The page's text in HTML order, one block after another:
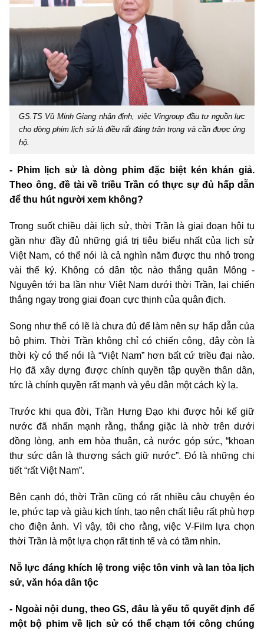
GS.TS Vũ Minh Giang nhận định, việc Vingroup đầu tư nguồn lực
cho dòng phim lịch sử là điều rất đáng trân trọng và cần được ủng
hộ.
- Phim lịch sử là dòng phim đặc biệt kén khán giả.
Theo ông, đề tài về triều Trần có thực sự đủ hấp dẫn
để thu hút người xem không?
Trong suốt chiều dài lịch sử, thời Trần là giai đoạn hội tụ
gần như đầy đủ những giá trị tiêu biểu nhất của lịch sử
Việt Nam, có thể nói là cả nghìn năm được thu nhỏ trong
vài thế kỷ. Không có dân tộc nào thắng quân Mông -
Nguyên tới ba lần như Việt Nam dưới thời Trần, lại chiến
thắng ngay trong giai đoạn cực thịnh của quân địch.
Song như thế có lẽ là chưa đủ để làm nên sự hấp dẫn của
bộ phim. Thời Trần không chỉ có chiến công, đây còn là
thời kỳ có thể nói là “Việt Nam” hơn bất cứ triều đại nào.
Họ đã xây dựng được chính quyền tập quyền thân dân,
tức là chính quyền rất mạnh và yêu dân một cách kỳ lạ.
Trước khi qua đời, Trần Hưng Đạo khi được hỏi kế giữ
nước đã nhấn mạnh rằng, thắng giặc là nhờ trên dưới
đồng lòng, anh em hòa thuận, cả nước góp sức, “khoan
thư sức dân là thượng sách giữ nước”. Đó là những chi
tiết “rất Việt Nam”.
Bên cạnh đó, thời Trần cũng có rất nhiều câu chuyện éo
le, phức tạp và giàu kịch tính, tạo nên chất liệu rất phù hợp
cho điện ảnh. Vì vậy, tôi cho rằng, việc V-Film lựa chọn
thời Trần là một lựa chọn rất tinh tế và có tầm nhìn.
Nỗ lực đáng khích lệ trong việc tôn vinh và lan tỏa lịch
sử, văn hóa dân tộc
- Ngoài nội dung, theo GS, đâu là yếu tố quyết định để
một bộ phim về lịch sử có thể chạm tới công chúng